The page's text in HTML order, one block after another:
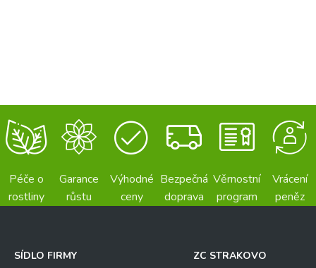
Péče o
rostliny
Garance
růstu
Výhodné
ceny
Bezpečná
doprava
Věrnostní
program
Vrácení
peněz
SÍDLO FIRMY
ZC STRAKOVO